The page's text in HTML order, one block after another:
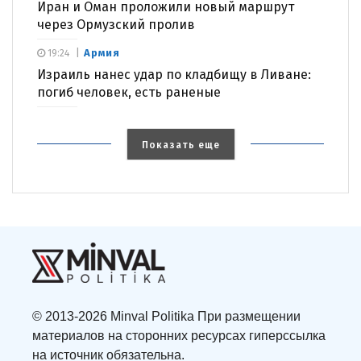
Иран и Оман проложили новый маршрут
через Ормузский пролив
Армия
Израиль нанес удар по кладбищу в Ливане:
погиб человек, есть раненые
19:24
Показать еще
© 2013-2026 Minval Politika При размещении
материалов на сторонних ресурсах гиперссылка
на источник обязательна.